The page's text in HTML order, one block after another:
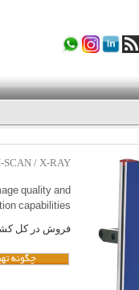
SCAN / X-RAY
quality and
capabilities.
فروش در کل
چگونه